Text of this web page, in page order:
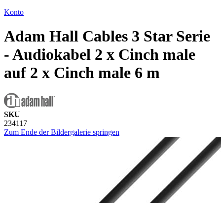
Konto
Adam Hall Cables 3 Star Serie
- Audiokabel 2 x Cinch male
auf 2 x Cinch male 6 m
SKU
234117
Zum Ende der Bildergalerie springen